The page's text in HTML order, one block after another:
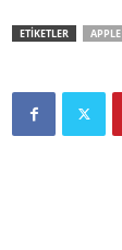
ETİKETLER APPLE